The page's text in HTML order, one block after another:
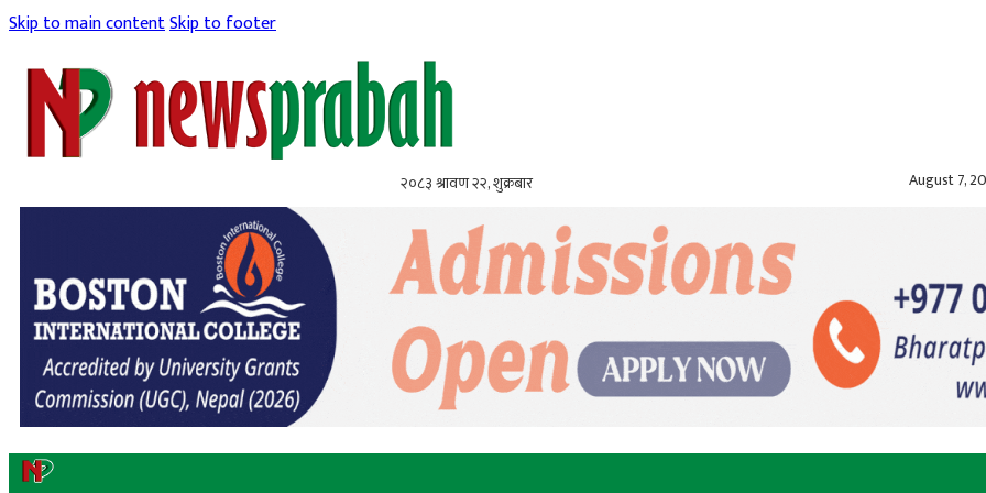
Skip to main contentSkip to footer
२०८३ श्रावण २२, शुक्रबार August 7,